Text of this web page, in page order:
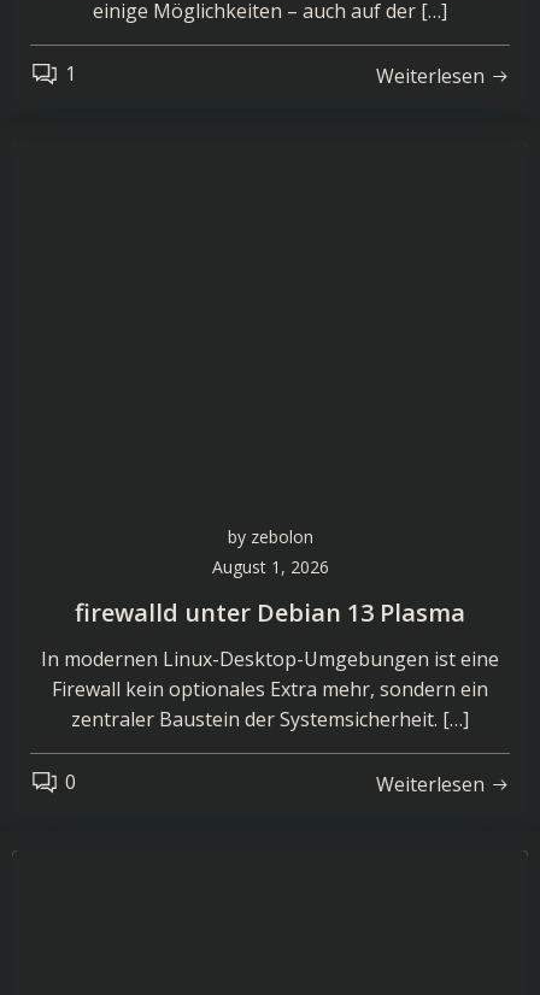
einige Möglichkeiten – auch auf der […]
1 Weiterlesen
by zebolon
August 1, 2026
firewalld unter Debian 13 Plasma
In modernen Linux-Desktop-Umgebungen ist eine
Firewall kein optionales Extra mehr, sondern ein
zentraler Baustein der Systemsicherheit. […]
0 Weiterlesen